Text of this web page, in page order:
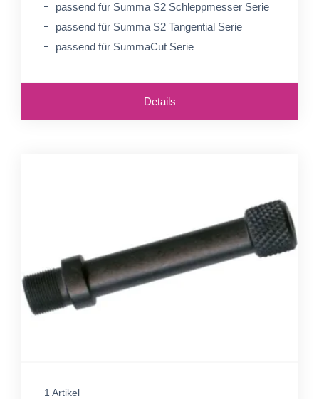
passend für Summa S2 Schleppmesser Serie
passend für Summa S2 Tangential Serie
passend für SummaCut Serie
Details
1 Artikel